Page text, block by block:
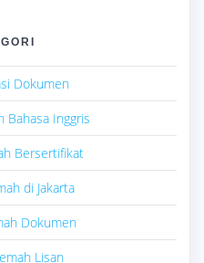
Dokumen
Bahasa Inggris
Bersertifikat
di Jakarta
Dokumen
Lisan